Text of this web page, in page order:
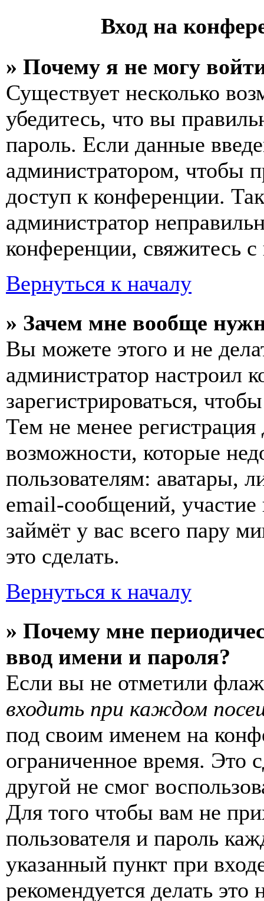
Вход на
» Почему я не могу
Существует несколько
убедитесь, что вы
пароль. Если данные
администратором, чтобы
доступ к конференции.
администратор
конференции, свяжитесь
Вернуться к началу
» Зачем мне вообще
Вы можете этого и не
администратор
зарегистрироваться,
Тем не менее
возможности, которые
пользователям: аватары,
email-сообщений, участие
займёт у вас всего пару
это сделать.
Вернуться к началу
» Почему мне
ввод имени и пароля?
Если вы не отметили
входить при каждом
под своим именем на
ограниченное время. Это
другой не смог
Для того чтобы вам не
пользователя и пароль
указанный пункт при
рекомендуется делать